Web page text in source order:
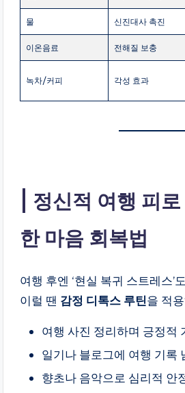
물 신진대사 촉진
이온음료 전해질 보충
녹차/커피 각성 효과
정신적 여행 피
한 마음 회복법
여행 후엔 ‘현실 복귀 스트레스’
이럴 땐 감정 디톡스 루틴을 적
여행 사진 정리하며 긍정적
일기나 블로그에 여행 기록
향초나 음악으로 심리적 안